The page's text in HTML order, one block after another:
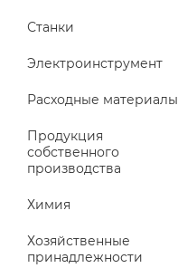
Станки
Электроинструмент
Расходные материалы
Продукция
собственного
производства
Химия
Хозяйственные
принадлежности